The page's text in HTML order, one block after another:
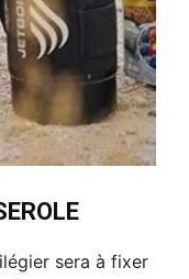
sera à fixer